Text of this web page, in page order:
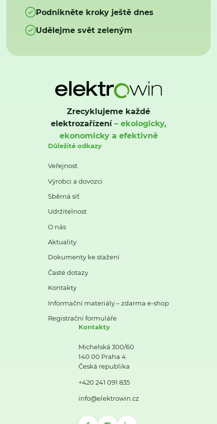
Podnikněte kroky ještě dnes
Udělejme svět zeleným
Zrecyklujeme každé
elektrozařízení– ekologicky,
ekonomicky a efektivně
Důležité odkazy
Veřejnost
Výrobci a dovozci
Sběrná síť
Udržitelnost
O nás
Aktuality
Dokumenty ke stažení
Časté dotazy
Kontakty
Informační materiály – zdarma e-shop
Registrační formuláře
Kontakty
Michelská 300/60
140 00 Praha 4
Česká republika
+420 241 091 835
info@elektrowin.cz